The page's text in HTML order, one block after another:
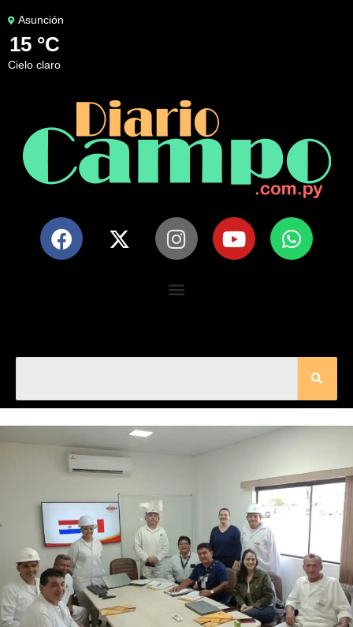
Asunción
15 °C
cielo claro